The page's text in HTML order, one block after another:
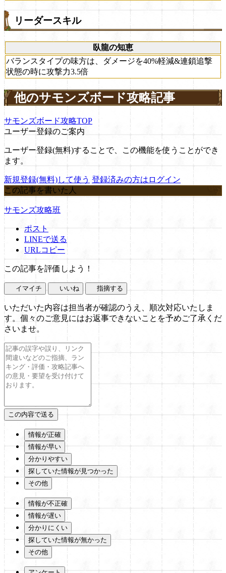
リーダースキル
臥龍の知恵
バランスタイプの味方は、ダメージを40%軽減&連鎖追撃
状態の時に攻撃力3.5倍
他のサモンズボード攻略記事
サモンズボード攻略TOP
ユーザー登録のご案内
ユーザー登録(無料)することで、この機能を使うことができ
ます。
新規登録(無料)して使う 登録済みの方はログイン
この記事を書いた人
サモンズ攻略班
ポスト
LINEで送る
URLコピー
この記事を評価しよう！
イマイチ いいね 指摘する
いただいた内容は担当者が確認のうえ、順次対応いたしま
す。個々のご意見にはお返事できないことを予めご了承くだ
さいませ。
情報が正確
情報が早い
分かりやすい
探していた情報が見つかった
その他
情報が不正確
情報が遅い
分かりにくい
探していた情報が無かった
その他